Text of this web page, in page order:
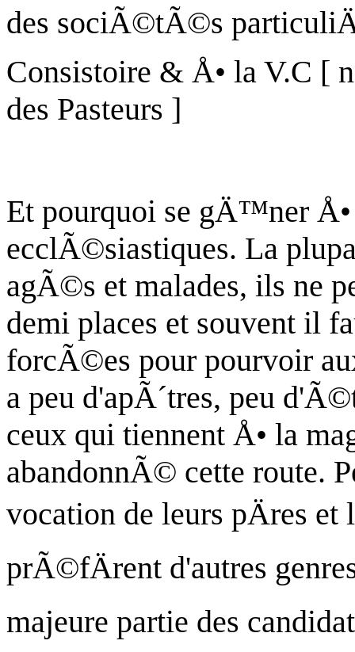
des sociÃ©tÃ©s
Consistoire & Å• la V.C [
des Pasteurs ]
Et pourquoi se gÄ™ner
ecclÃ©siastiques. La
agÃ©s et malades, ils ne
demi places et souvent il
forcÃ©es pour pourvoir
a peu d'apÃ´tres, peu
ceux qui tiennent Å• la
abandonnÃ© cette route.
vocation de leurs pÄres
prÃ©fÄrent d'autres
majeure partie des